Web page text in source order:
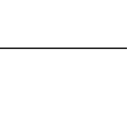
espacios de la